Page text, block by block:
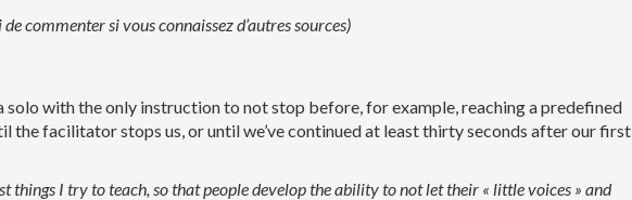
commenter si vous connaissez d’autres sources)
solo with the only instruction to not stop before, for example, reaching a predefined
the facilitator stops us, or until we’ve continued at least thirty seconds after our first
things I try to teach, so that people develop the ability to not let their « little voices » and